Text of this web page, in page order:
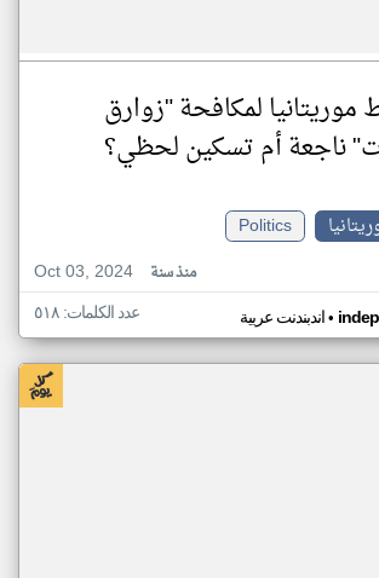
لمكافحة "زوارق
ناجعة أم تسكين لحظي؟
Politics
Oct 03, 2024
منذ سنة
اندبندنت عربية• عدد الكلمات: ٥١٨